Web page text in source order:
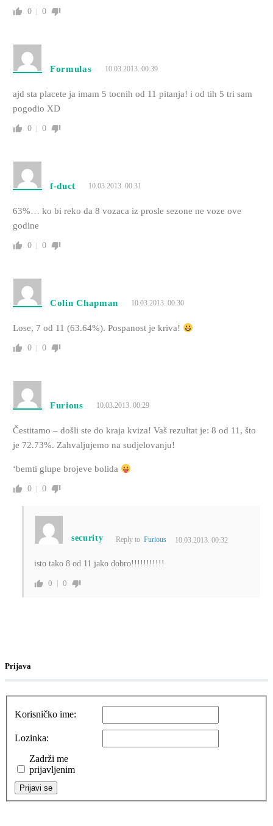
0 0
Formulas 10.03.2013. 00:39
ajd sta placete ja imam 5 tocnih od 11 pitanja! i od tih 5 tri sam
pogodio XD
0 0
f-duct 10.03.2013. 00:31
63%… ko bi reko da 8 vozaca iz prosle sezone ne voze ove
godine
0 0
Colin Chapman 10.03.2013. 00:30
Lose, 7 od 11 (63.64%). Pospanost je kriva!
0 0
Furious 10.03.2013. 00:29
Čestitamo – došli ste do kraja kviza! Vaš rezultat je: 8 od 11, što
je 72.73%. Zahvaljujemo na sudjelovanju!
‘bemti glupe brojeve bolida
0 0
security Reply to Furious 10.03.2013. 00:32
isto tako 8 od 11 jako dobro!!!!!!!!!!!
0 0
Prijava
Korisničko ime:
Lozinka:
Zadrži me
prijavljenim
Prijavi se